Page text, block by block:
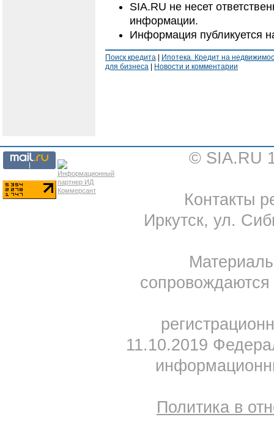
SIA.RU не несет
информации.
Информация публикуется
Поиск кредита
Ипотека. Кредит на
для бизнеса
Новости и комментарии
© SIA.RU
Контакты
Иркутск, ул.
11.10.2019
Политика в